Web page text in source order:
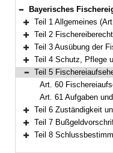
Bereich reduzieren
Bayerisches Fischereigesetz (BayFiG) in der Fassung
Bereich erweitern
Teil 1 Allgemeines
Bereich erweitern
Teil 2
Bereich erweitern
Teil 3 Ausübung der
Bereich erweitern
Teil 4 Schutz, Pflege
Bereich reduzieren
Teil 5
Art. 60
Art. 61 Aufgaben
Bereich erweitern
Teil 6 Zuständigkeit
Bereich erweitern
Teil 7
Teil 8